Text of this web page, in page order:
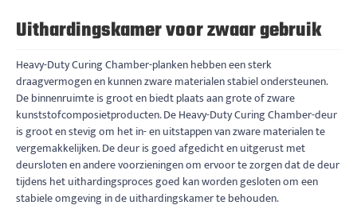
Uithardingskamer voor zwaar gebruik
Heavy-Duty Curing Chamber-planken hebben een sterk
draagvermogen en kunnen zware materialen stabiel ondersteunen.
De binnenruimte is groot en biedt plaats aan grote of zware
kunststofcomposietproducten. De Heavy-Duty Curing Chamber-deur
is groot en stevig om het in- en uitstappen van zware materialen te
vergemakkelijken. De deur is goed afgedicht en uitgerust met
deursloten en andere voorzieningen om ervoor te zorgen dat de deur
tijdens het uithardingsproces goed kan worden gesloten om een ​​
stabiele omgeving in de uithardingskamer te behouden.